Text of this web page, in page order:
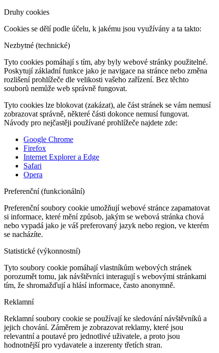
Druhy cookies
Cookies se dělí podle účelu, k jakému jsou využívány a ta takto:
Nezbytné (technické)
Tyto cookies pomáhají s tím, aby byly webové stránky použitelné.
Poskytují základní funkce jako je navigace na stránce nebo změna
rozlišení prohlížeče dle velikosti vašeho zařízení. Bez těchto
souborů nemůže web správně fungovat.
Tyto cookies lze blokovat (zakázat), ale část stránek se vám nemusí
zobrazovat správně, některé části dokonce nemusí fungovat.
Návody pro nejčastěji používané prohlížeče najdete zde:
Google Chrome
Firefox
Internet Explorer a Edge
Safari
Opera
Preferenční (funkcionální)
Preferenční soubory cookie umožňují webové stránce zapamatovat
si informace, které mění způsob, jakým se webová stránka chová
nebo vypadá jako je váš preferovaný jazyk nebo region, ve kterém
se nacházíte.
Statistické (výkonnostní)
Tyto soubory cookie pomáhají vlastníkům webových stránek
porozumět tomu, jak návštěvníci interagují s webovými stránkami
tím, že shromažďují a hlásí informace, často anonymně.
Reklamní
Reklamní soubory cookie se používají ke sledování návštěvníků a
jejich chování. Záměrem je zobrazovat reklamy, které jsou
relevantní a poutavé pro jednotlivé uživatele, a proto jsou
hodnotnější pro vydavatele a inzerenty třetích stran.